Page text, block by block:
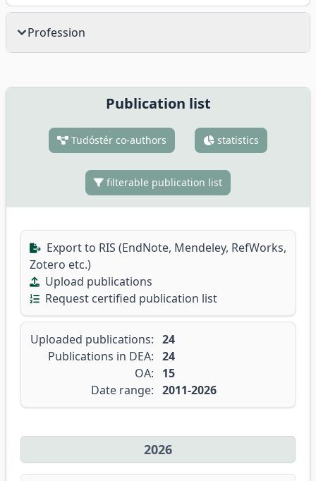
Profession
Publication list
Tudóstér co-authors statistics
filterable publication list
Export to RIS (EndNote, Mendeley, RefWorks,
Zotero etc.)
Upload publications
Request certified publication list
Uploaded publications: 24
Publications in DEA: 24
OA:
15
Date range: 2011-2026
2026